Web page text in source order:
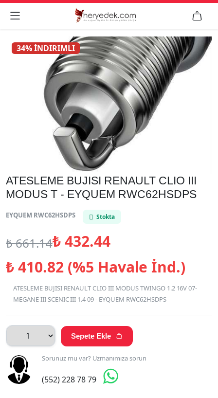
 
34% İNDIRIMLI
ATESLEME BUJISI RENAULT CLIO III
MODUS T - EYQUEM RWC62HSDPS
EYQUEM RWC62HSDPS Stokta
₺661.14₺432.44
₺410.82 (%5 Havale İnd.)
ATESLEME BUJISI RENAULT CLIO III MODUS TWINGO 1.2 16V 07-
MEGANE III SCENIC III 1.4 09 - EYQUEM RWC62HSDPS
Sepete Ekle 
Sorunuz mu var? Uzmanımıza sorun
(552) 228 78 79 